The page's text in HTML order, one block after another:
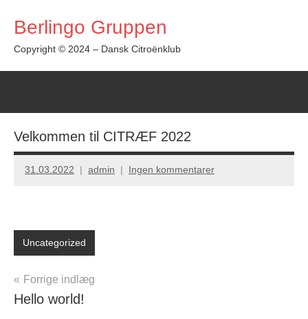
indhold
Berlingo Gruppen
Copyright © 2024 – Dansk Citroënklub
Velkommen til CITRÆF 2022
31.03.2022 admin Ingen kommentarer
Uncategorized
Indlægsnavigation
Forrige indlæg
Hello world!